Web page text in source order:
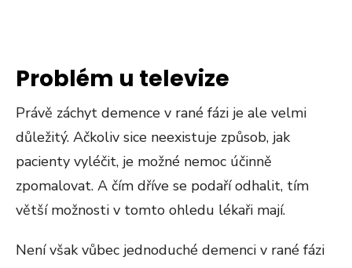
Problém u televize
Právě záchyt demence v rané fázi je ale velmi
důležitý. Ačkoliv sice neexistuje způsob, jak
pacienty vyléčit, je možné nemoc účinně
zpomalovat. A čím dříve se podaří odhalit, tím
větší možnosti v tomto ohledu lékaři mají.
Není však vůbec jednoduché demenci v rané fázi